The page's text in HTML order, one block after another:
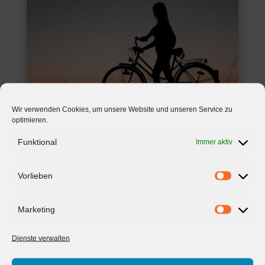
Wir verwenden Cookies, um unsere Website und unseren Service zu
optimieren.
Funktional Immer aktiv
Vorlieben
Marketing
Dienste verwalten
Am Niederrhein gibt es fast nur plattes Land. Was
mit dem Fahrrad diese schöne Gegend zu
Xantener Nordsee und Südsee viele
Radwanderwege zur Verfügung. Viele weitere